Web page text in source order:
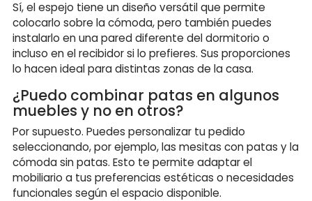
Sí, el espejo tiene un diseño versátil que permite
colocarlo sobre la cómoda, pero también puedes
instalarlo en una pared diferente del dormitorio o
incluso en el recibidor si lo prefieres. Sus proporciones
lo hacen ideal para distintas zonas de la casa.
¿Puedo combinar patas en algunos
muebles y no en otros?
Por supuesto. Puedes personalizar tu pedido
seleccionando, por ejemplo, las mesitas con patas y la
cómoda sin patas. Esto te permite adaptar el
mobiliario a tus preferencias estéticas o necesidades
funcionales según el espacio disponible.